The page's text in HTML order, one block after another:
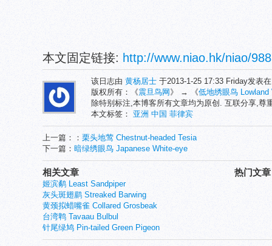
本文固定链接: http://www.niao.hk/niao/
该日志由 黄杨居士 于2013-1-25 17:33 Friday发表
版权所有：《震旦鸟网》 → 《低地绣眼鸟 Lowland
除特别标注,本博客所有文章均为原创. 互联分享,尊
本文标签： 亚洲 中国 菲律宾
上一篇：： 栗头地莺 Chestnut-headed Tesia
下一篇： 暗绿绣眼鸟 Japanese White-eye
热门文章
相关文章
姬滨鹬 Least Sandpiper
灰头斑翅鹛 Streaked Barwing
黄颈拟蜡嘴雀 Collared Grosbeak
台湾鹎 Tavaau Bulbul
针尾绿鸠 Pin-tailed Green Pigeon